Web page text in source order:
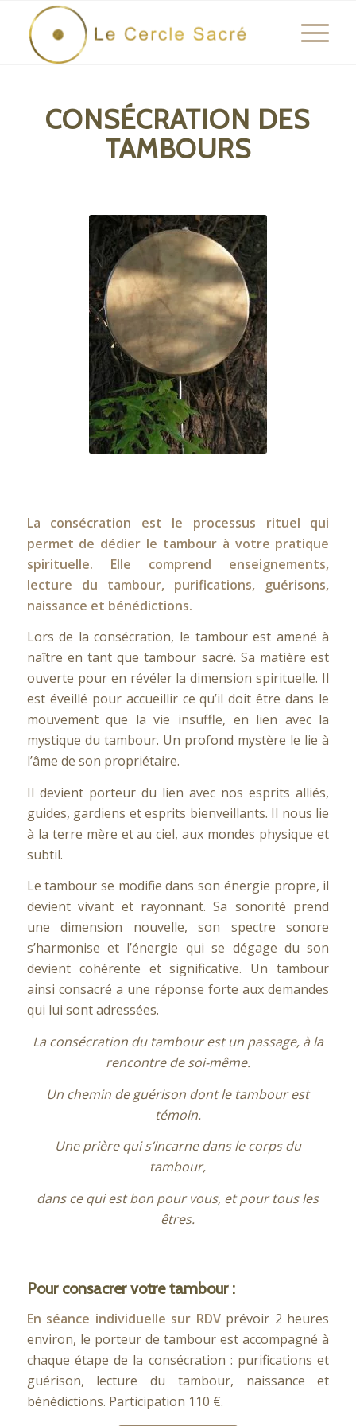
CONSÉCRATION DES
TAMBOURS
La consécration est le processus rituel qui
permet de dédier le tambour à votre pratique
spirituelle. Elle comprend enseignements,
lecture du tambour, purifications, guérisons,
naissance et bénédictions.
Lors de la consécration, le tambour est amené à
naître en tant que tambour sacré. Sa matière est
ouverte pour en révéler la dimension spirituelle. Il
est éveillé pour accueillir ce qu’il doit être dans le
mouvement que la vie insuffle, en lien avec la
mystique du tambour. Un profond mystère le lie à
l’âme de son propriétaire.
Il devient porteur du lien avec nos esprits alliés,
guides, gardiens et esprits bienveillants. Il nous lie
à la terre mère et au ciel, aux mondes physique et
subtil.
Le tambour se modifie dans son énergie propre, il
devient vivant et rayonnant. Sa sonorité prend
une dimension nouvelle, son spectre sonore
s’harmonise et l’énergie qui se dégage du son
devient cohérente et significative. Un tambour
ainsi consacré a une réponse forte aux demandes
qui lui sont adressées.
La consécration du tambour est un passage, à la
rencontre de soi-même.
Un chemin de guérison dont le tambour est
témoin.
Une prière qui s’incarne dans le corps du
tambour,
dans ce qui est bon pour vous, et pour tous les
êtres.
Pour consacrer votre tambour :
En séance individuelle sur RDV prévoir 2 heures
environ, le porteur de tambour est accompagné à
chaque étape de la consécration : purifications et
guérison, lecture du tambour, naissance et
bénédictions. Participation 110 €.